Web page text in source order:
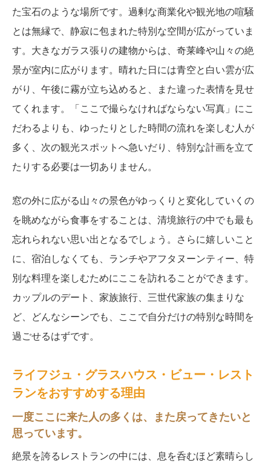
た宝石のような場所です。過剰な商業化や観光地の喧騒
とは無縁で、静寂に包まれた特別な空間が広がっていま
す。大きなガラス張りの建物からは、奇莱峰や山々の絶
景が室内に広がります。晴れた日には青空と白い雲が広
がり、午後に霧が立ち込めると、また違った表情を見せ
てくれます。「ここで撮らなければならない写真」にこ
だわるよりも、ゆったりとした時間の流れを楽しむ人が
多く、次の観光スポットへ急いだり、特別な計画を立て
たりする必要は一切ありません。
窓の外に広がる山々の景色がゆっくりと変化していくの
を眺めながら食事をすることは、清境旅行の中でも最も
忘れられない思い出となるでしょう。さらに嬉しいこと
に、宿泊しなくても、ランチやアフタヌーンティー、特
別な料理を楽しむためにここを訪れることができます。
カップルのデート、家族旅行、三世代家族の集まりな
ど、どんなシーンでも、ここで自分だけの特別な時間を
過ごせるはずです。
ライフジュ・グラスハウス・ビュー・レスト
ランをおすすめする理由
一度ここに来た人の多くは、また戻ってきたいと
思っています。
絶景を誇るレストランの中には、息を呑むほど素晴らし